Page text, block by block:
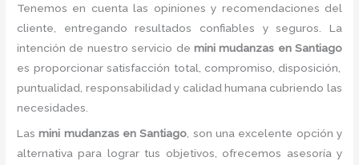
Tenemos en cuenta las opiniones y recomendaciones del
cliente, entregando resultados confiables y seguros. La
intención de nuestro servicio de mini mudanzas en Santiago
es proporcionar satisfacción total, compromiso, disposición,
puntualidad, responsabilidad y calidad humana cubriendo las
necesidades.
Lasmini mudanzas en Santiago , son una excelente opción y
alternativa para lograr tus objetivos, ofrecemos asesoría y